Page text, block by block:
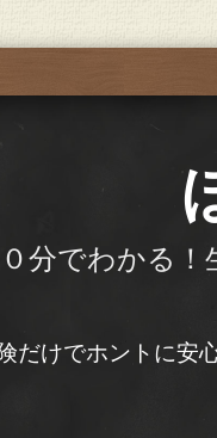
０分でわかる
だけでホントに安